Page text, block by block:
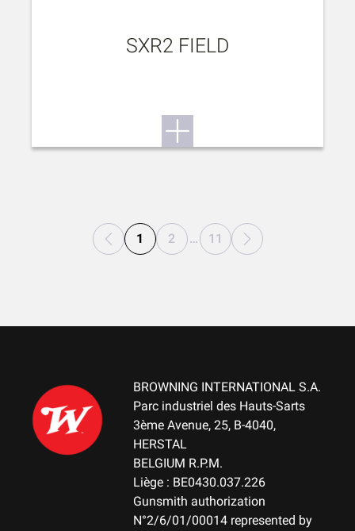
SXR2 FIELD
1 2 … 11
BROWNING INTERNATIONAL S.A.
Parc industriel des Hauts-Sarts
3ème Avenue, 25, B-4040,
HERSTAL
BELGIUM R.P.M.
Liège : BE0430.037.226
Gunsmith authorization
N°2/6/01/00014 represented by